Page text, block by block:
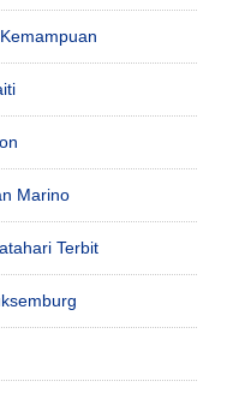
Marino
Terbit